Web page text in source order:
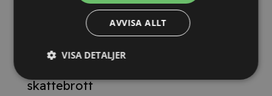
Momsdeklarationer innehöll belopp
skattebrott
AVVISA ALLT
VISA DETALJER